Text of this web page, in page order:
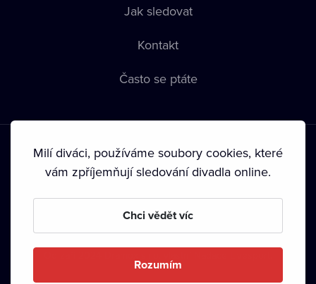
Jak sledovat
Kontakt
Často se ptáte
Podmínky používání • Ochrana soukromí • Zásady používání
• Autorská práva•
Milí diváci, používáme soubory cookies, které
vám zpříjemňují sledování divadla online.
Chci vědět víc
Rozumím